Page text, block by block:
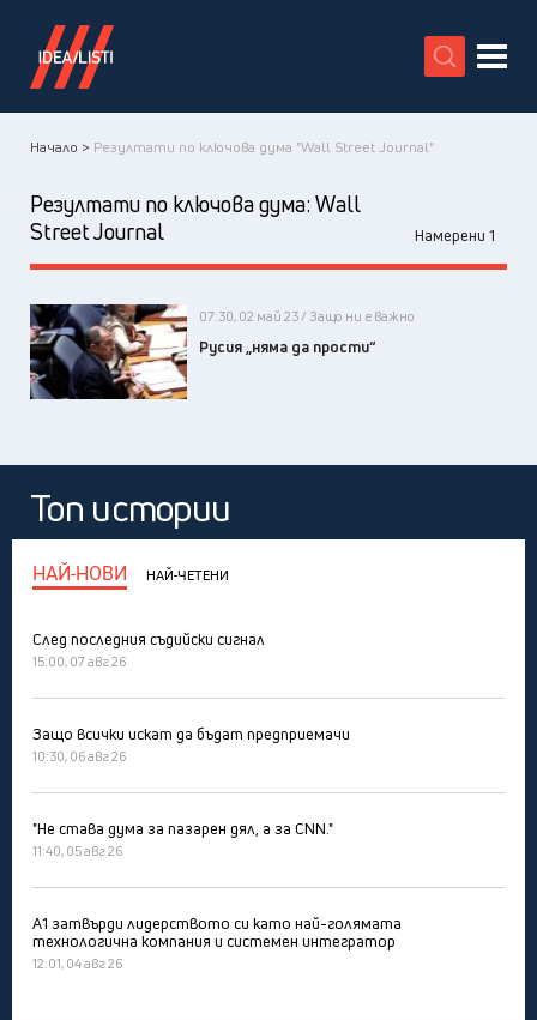
X
Начало > Резултати по ключова дума "Wall Street Journal"
Резултати по ключова дума: Wall
Street Journal
Намерени 1
07:30, 02 май 23 / Защо ни е важно
Русия „няма да прости“
Топ истории
НАЙ-НОВИ НАЙ-ЧЕТЕНИ
След последния съдийски сигнал
15:00, 07 авг 26
Защо всички искат да бъдат предприемачи
10:30, 06 авг 26
"Не става дума за пазарен дял, а за CNN."
11:40, 05 авг 26
А1 затвърди лидерството си като най-голямата
технологична компания и системен интегратор
12:01, 04 авг 26